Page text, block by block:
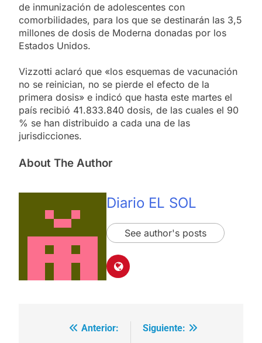
de inmunización de adolescentes con
comorbilidades, para los que se destinarán las 3,5
millones de dosis de Moderna donadas por los
Estados Unidos.
Vizzotti aclaró que «los esquemas de vacunación
no se reinician, no se pierde el efecto de la
primera dosis» e indicó que hasta este martes el
país recibió 41.833.840 dosis, de las cuales el 90
% se han distribuido a cada una de las
jurisdicciones.
About The Author
Diario EL SOL
See author's posts
Navegación
Anterior:
Siguiente: